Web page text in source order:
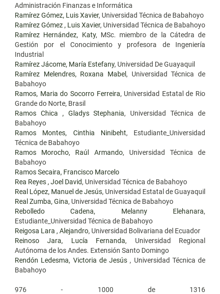
Administración Finanzas e Informática
Ramírez Gómez, Luis Xavier, Universidad Técnica de Babahoyo
Ramírez Gómez , Luis Xavier, Universidad Técnica de Babahoyo
Ramírez Hernández, Katy, MSc. miembro de la Cátedra de
Gestión por el Conocimiento y profesora de Ingeniería
Industrial
Ramírez Jácome, María Estefany, Universidad De Guayaquil
Ramírez Melendres, Roxana Mabel , Universidad Técnica de
Babahoyo
Ramos, Maria do Socorro Ferreira, Universidad Estatal de Rio
Grande do Norte, Brasil
Ramos Chica , Gladys Stephania, Universidad Técnica de
Babahoyo
Ramos Montes, Cinthia Ninibeht, Estudiante_Universidad
Técnica de Babahoyo
Ramos Morocho, Raúl Armando, Universidad Técnica de
Babahoyo
Ramos Secaira, Francisco Marcelo
Rea Reyes , Joel David, Universidad Técnica de Babahoyo
Real López, Manuel de Jesús, Universidad Estatal de Guayaquil
Real Zumba, Gina, Universidad Técnica de Babahoyo
Rebolledo Cadena, Melanny Elehanara,
Estudiante_Universidad Técnica de Babahoyo
Reigosa Lara , Alejandro, Universidad Bolivariana del Ecuador
Reinoso Jara, Lucía Fernanda, Universidad Regional
Autónoma de los Andes. Extensión Santo Domingo
Rendón Ledesma, Victoria de Jesús , Universidad Técnica de
Babahoyo
976 - 1000 de 1316